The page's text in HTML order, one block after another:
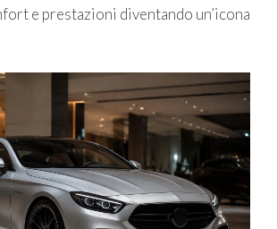
e prestazioni diventando un’icona